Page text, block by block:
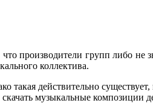
производители групп либо не
коллектива.
такая действительно существует,
музыкальные композиции